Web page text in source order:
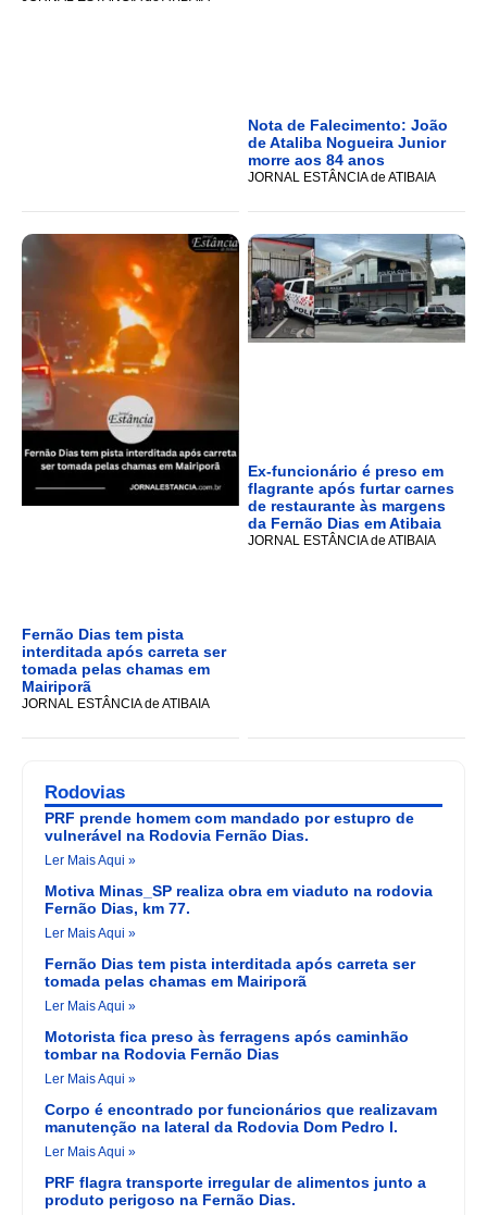
Nota de Falecimento: João
de Ataliba Nogueira Junior
morre aos 84 anos
JORNAL ESTÂNCIA de ATIBAIA
Fernão Dias tem pista
interditada após carreta ser
tomada pelas chamas em
Mairiporã
JORNAL ESTÂNCIA de ATIBAIA
Ex-funcionário é preso em
flagrante após furtar carnes
de restaurante às margens
da Fernão Dias em Atibaia
JORNAL ESTÂNCIA de ATIBAIA
Rodovias
PRF prende homem com mandado por estupro de
vulnerável na Rodovia Fernão Dias.
Ler Mais Aqui »
Motiva Minas_SP realiza obra em viaduto na rodovia
Fernão Dias, km 77.
Ler Mais Aqui »
Fernão Dias tem pista interditada após carreta ser
tomada pelas chamas em Mairiporã
Ler Mais Aqui »
Motorista fica preso às ferragens após caminhão
tombar na Rodovia Fernão Dias
Ler Mais Aqui »
Corpo é encontrado por funcionários que realizavam
manutenção na lateral da Rodovia Dom Pedro I.
Ler Mais Aqui »
PRF flagra transporte irregular de alimentos junto a
produto perigoso na Fernão Dias.